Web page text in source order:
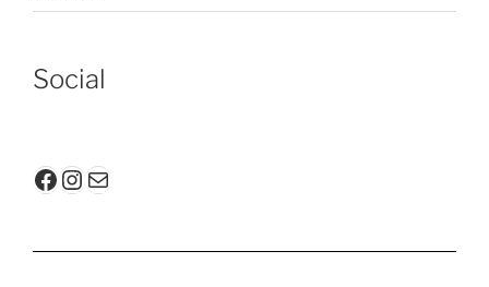
Social
Facebook
Instagram
E-mail